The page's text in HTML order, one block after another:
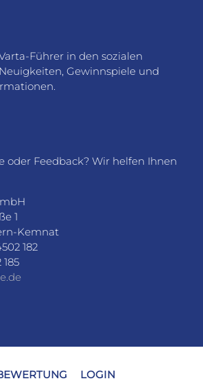
Führer in den sozialen
Gewinnspiele und
oder Feedback? Wir helfen Ihnen
1
Kemnat
182
185
LOGIN